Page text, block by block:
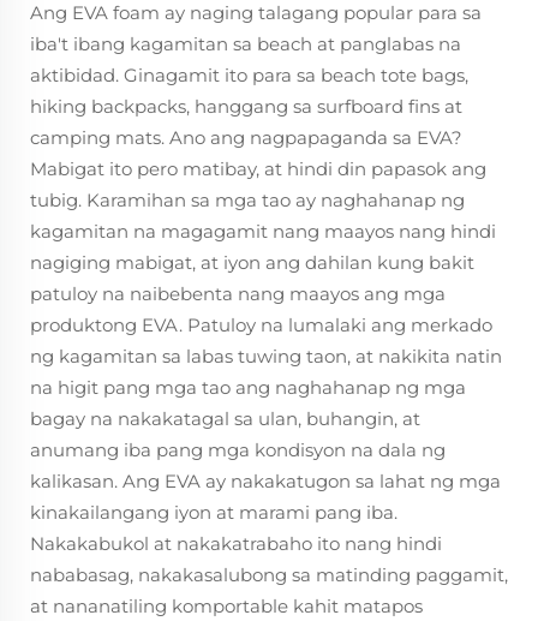
Ang EVA foam ay naging talagang popular para sa
iba't ibang kagamitan sa beach at panglabas na
aktibidad. Ginagamit ito para sa beach tote bags,
hiking backpacks, hanggang sa surfboard fins at
camping mats. Ano ang nagpapaganda sa EVA?
Mabigat ito pero matibay, at hindi din papasok ang
tubig. Karamihan sa mga tao ay naghahanap ng
kagamitan na magagamit nang maayos nang hindi
nagiging mabigat, at iyon ang dahilan kung bakit
patuloy na naibebenta nang maayos ang mga
produktong EVA. Patuloy na lumalaki ang merkado
ng kagamitan sa labas tuwing taon, at nakikita natin
na higit pang mga tao ang naghahanap ng mga
bagay na nakakatagal sa ulan, buhangin, at
anumang iba pang mga kondisyon na dala ng
kalikasan. Ang EVA ay nakakatugon sa lahat ng mga
kinakailangang iyon at marami pang iba.
Nakakabukol at nakakatrabaho ito nang hindi
nababasag, nakakasalubong sa matinding paggamit,
at nananatiling komportable kahit matapos